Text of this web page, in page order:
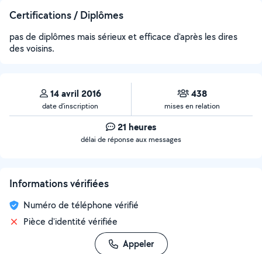
Certifications / Diplômes
pas de diplômes mais sérieux et efficace d'après les dires
des voisins.
14 avril 2016
date d’inscription
438
mises en relation
21 heures
délai de réponse aux messages
Informations vérifiées
Numéro de téléphone vérifié
Pièce d'identité vérifiée
Appeler